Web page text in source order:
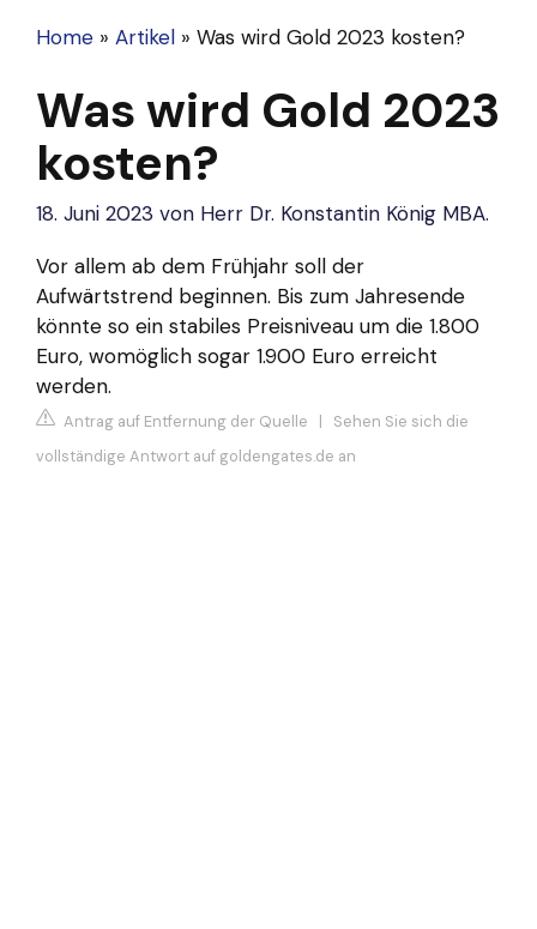
Home » Artikel » Was wird Gold 2023 kosten?
Was wird Gold 2023
kosten?
18. Juni 2023 von Herr Dr. Konstantin König MBA.
Vor allem ab dem Frühjahr soll der
Aufwärtstrend beginnen. Bis zum Jahresende
könnte so ein stabiles Preisniveau um die 1.800
Euro, womöglich sogar 1.900 Euro erreicht
werden.
Antrag auf Entfernung der Quelle | Sehen Sie sich die
vollständige Antwort auf goldengates.de an